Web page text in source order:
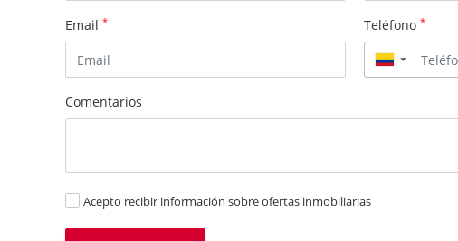
Email * Teléfono *
▼
Comentarios
Acepto recibir información sobre ofertas inmobiliarias